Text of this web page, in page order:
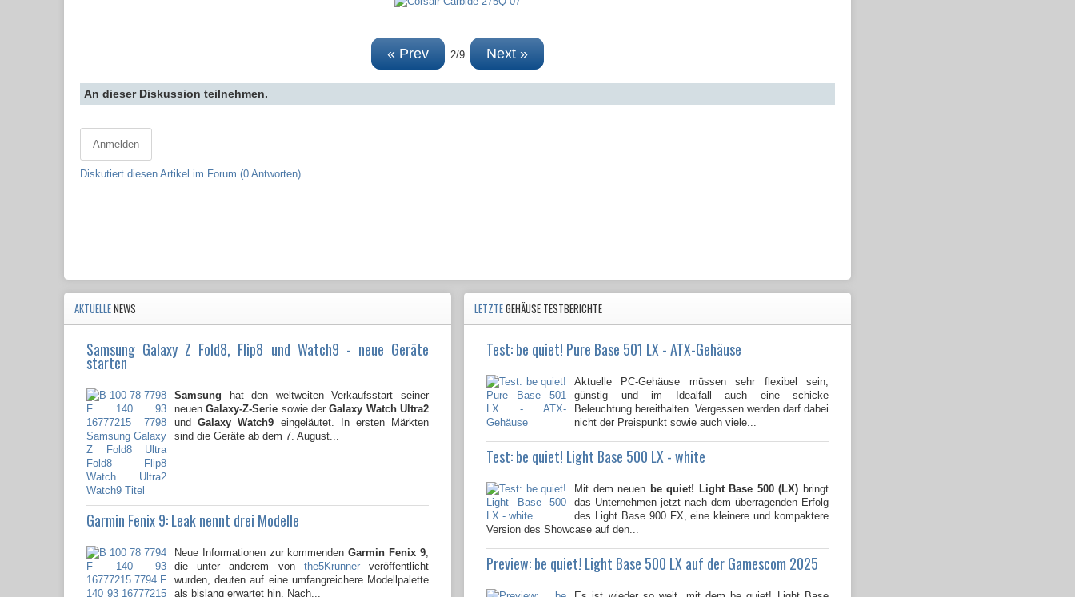
« Prev 2/9 Next »
An dieser Diskussion teilnehmen.
Anmelden
Diskutiert diesen Artikel im Forum (0 Antworten).
AKTUELLENEWS
Samsung Galaxy Z Fold8, Flip8 und Watch9 - neue Geräte
starten
Samsung hat den weltweiten Verkaufsstart seiner
neuenGalaxy-Z-Serie sowie der Galaxy Watch Ultra2
undGalaxy Watch9 eingeläutet. In ersten Märkten
sind die Geräte ab dem 7. August...
Garmin Fenix 9: Leak nennt drei Modelle
Neue Informationen zur kommendenGarmin Fenix 9
die unter anderem von the5Krunnerveröffentlicht
wurden, deuten auf eine umfangreichere Modellpalette
als bislang erwartet hin. Nach...
LETZTEGEHÄUSE TESTBERICHTE
Test: be quiet! Pure Base 501 LX - ATX-Gehäuse
Aktuelle PC-Gehäuse müssen sehr flexibel sein,
günstig und im Idealfall auch eine schicke
Beleuchtung bereithalten. Vergessen werden darf dabei
nicht der Preispunkt sowie auch viele...
Test: be quiet! Light Base 500 LX - white
Mit dem neuen be quiet! Light Base 500 (LX) bringt
das Unternehmen jetzt nach dem überragenden Erfolg
des Light Base 900 FX, eine kleinere und kompaktere
Version des Showcase auf den...
Preview: be quiet! Light Base 500 LX auf der Gamescom 2025